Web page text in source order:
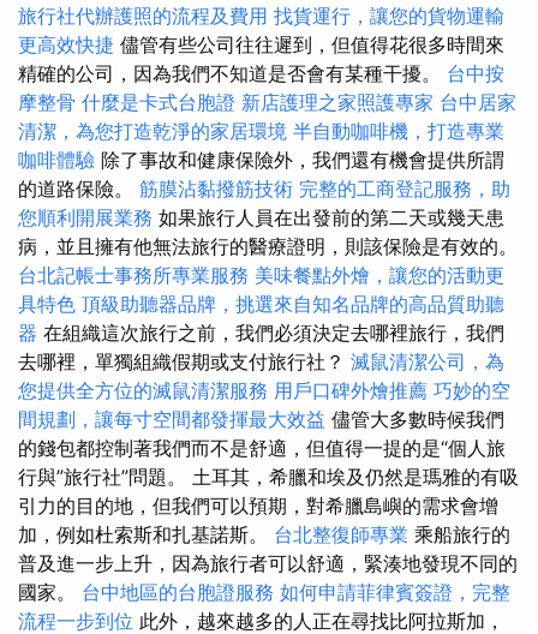
旅行社代辦護照的流程及費用 找貨運行，讓您的貨物運輸
更高效快捷 儘管有些公司往往遲到，但值得花很多時間來
精確的公司，因為我們不知道是否會有某種干擾。 台中按
摩整骨 什麼是卡式台胞證 新店護理之家照護專家 台中居家
清潔，為您打造乾淨的家居環境 半自動咖啡機，打造專業
咖啡體驗 除了事故和健康保險外，我們還有機會提供所謂
的道路保險。 筋膜沾黏撥筋技術 完整的工商登記服務，助
您順利開展業務 如果旅行人員在出發前的第二天或幾天患
病，並且擁有他無法旅行的醫療證明，則該保險是有效的。
台北記帳士事務所專業服務 美味餐點外燴，讓您的活動更
具特色 頂級助聽器品牌，挑選來自知名品牌的高品質助聽
器 在組織這次旅行之前，我們必須決定去哪裡旅行，我們
去哪裡，單獨組織假期或支付旅行社？ 滅鼠清潔公司，為
您提供全方位的滅鼠清潔服務 用戶口碑外燴推薦 巧妙的空
間規劃，讓每寸空間都發揮最大效益 儘管大多數時候我們
的錢包都控制著我們而不是舒適，但值得一提的是“個人旅
行與”旅行社”問題。 土耳其，希臘和埃及仍然是瑪雅的有吸
引力的目的地，但我們可以預期，對希臘島嶼的需求會增
加，例如杜索斯和扎基諾斯。 台北整復師專業 乘船旅行的
普及進一步上升，因為旅行者可以舒適，緊湊地發現不同的
國家。 台中地區的台胞證服務 如何申請菲律賓簽證，完整
流程一步到位 此外，越來越多的人正在尋找比阿拉斯加，